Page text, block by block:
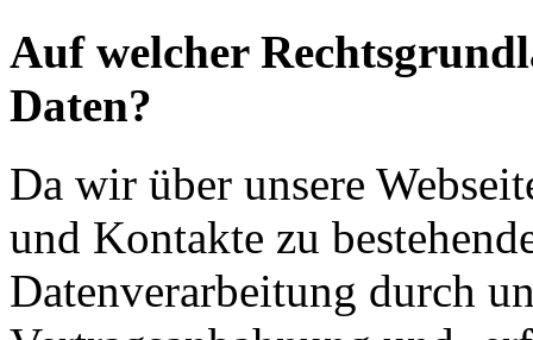
Auf welcher
Daten?
Da wir über unsere
und Kontakte zu
Datenverarbeitung durch